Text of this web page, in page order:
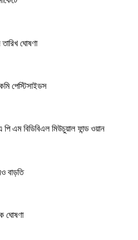
ঘোষণা
পেস্টিসাইডস
পি এম বিডিবিএল মিউচুয়াল ফান্ড ওয়ান
বাড়তি
ঘোষণা